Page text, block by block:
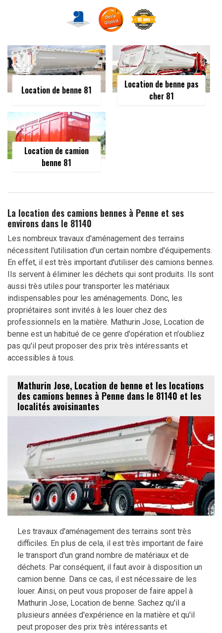
Location de benne 81
Location de benne pas
cher 81
Location de camion
benne 81
La location des camions bennes à Penne et ses
environs dans le 81140
Les nombreux travaux d'aménagement des terrains
nécessitent l'utilisation d'un certain nombre d'équipements.
En effet, il est très important d'utiliser des camions bennes.
Ils servent à éliminer les déchets qui sont produits. Ils sont
aussi très utiles pour transporter les matériaux
indispensables pour les aménagements. Donc, les
propriétaires sont invités à les louer chez des
professionnels en la matière. Mathurin Jose, Location de
benne est un habitué de ce genre d'opération et n'oubliez
pas qu'il peut proposer des prix très intéressants et
accessibles à tous.
Mathurin Jose, Location de benne et les locations
des camions bennes à Penne dans le 81140 et les
localités avoisinantes
Les travaux d'aménagement des terrains sont très
difficiles. En plus de cela, il est très important de faire
le transport d'un grand nombre de matériaux et de
déchets. Par conséquent, il faut avoir à disposition un
camion benne. Dans ce cas, il est nécessaire de les
louer. Ainsi, on peut vous proposer de faire appel à
Mathurin Jose, Location de benne. Sachez qu'il a
plusieurs années d'expérience en la matière et qu'il
peut proposer des prix très intéressants et